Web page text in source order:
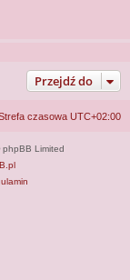
Przejdź do
czasowa UTC+02:00
Limited